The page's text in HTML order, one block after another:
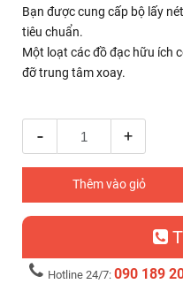
Bạn được cung cấp bộ lấy
tiêu chuẩn.
Một loạt các đồ đạc hữu ích
đỡ trung tâm xoay.
- +
Thêm vào giỏ
Hotline 24/7: 090 189